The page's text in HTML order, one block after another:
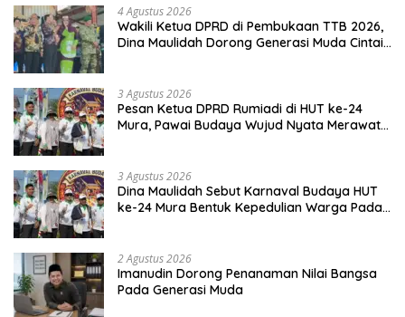
4 Agustus 2026
Wakili Ketua DPRD di Pembukaan TTB 2026,
Dina Maulidah Dorong Generasi Muda Cintai
3 Agustus 2026
Pesan Ketua DPRD Rumiadi di HUT ke-24
Mura, Pawai Budaya Wujud Nyata Merawat
3 Agustus 2026
Dina Maulidah Sebut Karnaval Budaya HUT
ke-24 Mura Bentuk Kepedulian Warga Pada
2 Agustus 2026
Imanudin Dorong Penanaman Nilai Bangsa
Pada Generasi Muda